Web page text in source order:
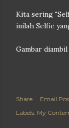
Kita sering
inilah Selfie
Gambar
Share
Email
Labels: My